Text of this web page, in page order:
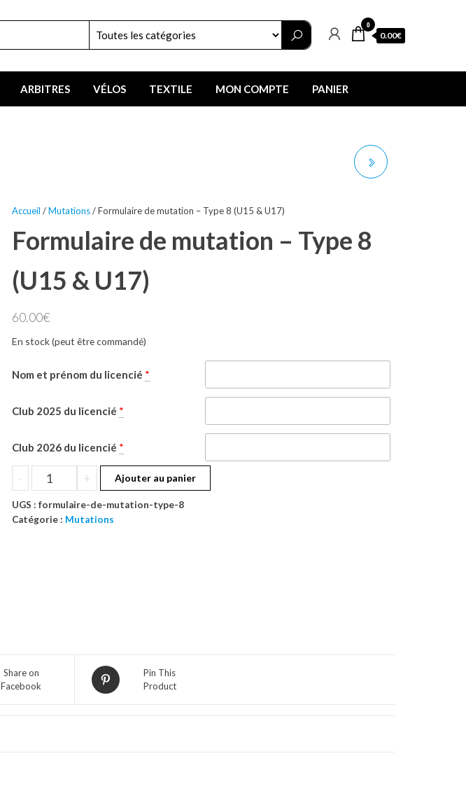
0
0.00€
ARBITRES VÉLOS TEXTILE MON COMPTE PANIER
(CADRE TECHNIQUE)
Accueil /Mutations/ Formulaire de mutation – Type 8 (U15 & U17)
Formulaire de mutation – Type 8
(U15 & U17)
60.00€
En stock (peut être commandé)
Nom et prénom du licencié *
Club 2025 du licencié *
Club 2026 du licencié *
-
quantité
de
Formulaire
de
+ Ajouter au panier
UGS : formulaire-de-mutation-type-8
Catégorie : Mutations
Share on
Facebook
Pin This
Product